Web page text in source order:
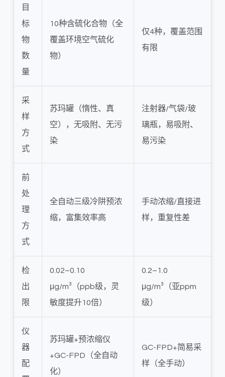
目
标
物
数
量
10种含硫化合物（全
覆盖环境空气硫化
物）
仅4种，覆盖范围
有限
采
样
方
式
苏玛罐（惰性、真
空），无吸附、无污
染
注射器/气袋/玻
璃瓶，易吸附、
易污染
前
处
理
方
式
全自动三级冷阱预浓
缩，富集效率高
手动浓缩/直接进
样，重复性差
检
出
限
0.02–0.10
μg/m³（ppb级，灵
敏度提升10倍）
0.2–1.0
μg/m³（亚ppm
级）
仪
器
配
苏玛罐+预浓缩仪
+GC-FPD（全自动
化）
GC-FPD+简易采
样（全手动）